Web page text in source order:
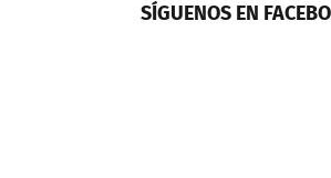
SÍGUENOS EN